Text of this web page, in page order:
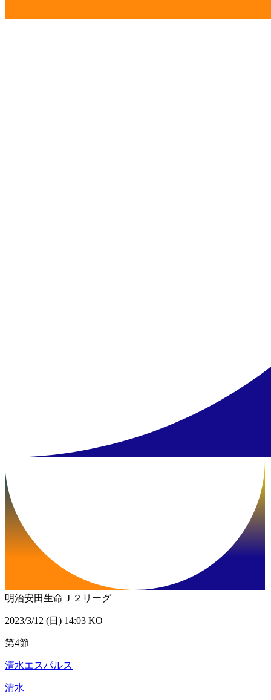
明治安田生命Ｊ２リーグ
2023/3/12 (日) 14:03 KO
第4節
清水エスパルス
清水